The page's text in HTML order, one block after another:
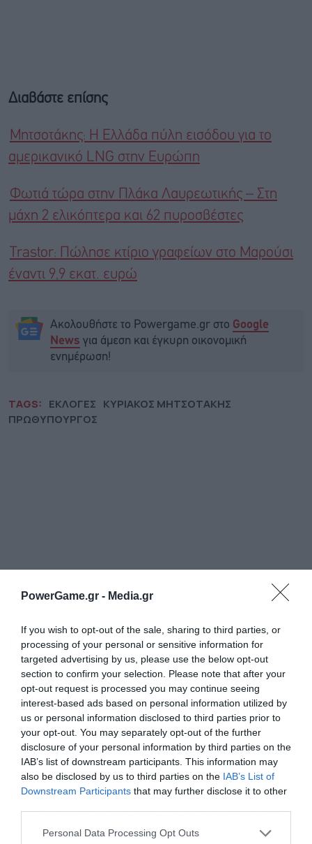
PowerGame.gr - Media.gr
If you wish to opt-out of the sale, sharing to third parties, or
processing of your personal or sensitive information for
targeted advertising by us, please use the below opt-out
section to confirm your selection. Please note that after your
opt-out request is processed you may continue seeing
interest-based ads based on personal information utilized by
us or personal information disclosed to third parties prior to
your opt-out. You may separately opt-out of the further
disclosure of your personal information by third parties on the
IAB’s list of downstream participants. This information may
also be disclosed by us to third parties on the IAB’s List of
Downstream Participants that may further disclose it to other
Personal Data Processing Opt Outs
Διαβάστε επίσης
Mητσοτάκης: Η Ελλάδα πύλη εισόδου για το
αμερικανικό LNG στην Ευρώπη
Φωτιά τώρα στην Πλάκα Λαυρεωτικής – Στη
μάχη 2 ελικόπτερα και 62 πυροσβέστες
Trastor: Πώλησε κτίριο γραφείων στο Μαρούσι
έναντι 9,9 εκατ. ευρώ
Ακολουθήστε το Powergame.gr στο Google
News για άμεση και έγκυρη οικονομική
ενημέρωση!
TAGS: ΕΚΛΟΓΕΣ ΚΥΡΙΑΚΟΣ ΜΗΤΣΟΤΑΚΗΣ
ΠΡΩΘΥΠΟΥΡΓΟΣ
ΡΟΗ ΕΙΔΗΣΕΩΝ ΔΗΜΟΦΙΛΗ
13:33 Η Ελλάδα κερδίζει τους Ευρωπαίους ανταγωνιστές
στον τομέα των εξαγωγών: Άνοδος μεριδίων σε 9 από
11 κλάδους
12:54
Μεγάλη έξοδος των εκδρομέων του Αυγούστου:
Πάνω από 100.000 επιβάτες φεύγουν από Πειραιά,
κάνουν επιθέσεις